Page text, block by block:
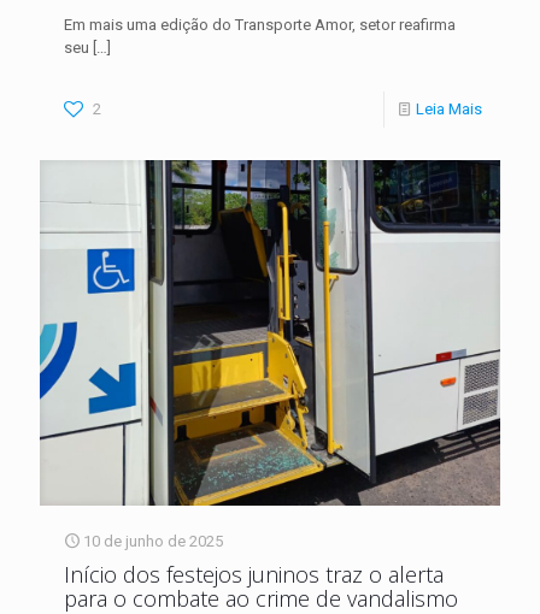
Em mais uma edição do Transporte Amor, setor reafirma
seu […]
2 Leia Mais
10 de junho de 2025
Início dos festejos juninos traz o alerta
para o combate ao crime de vandalismo